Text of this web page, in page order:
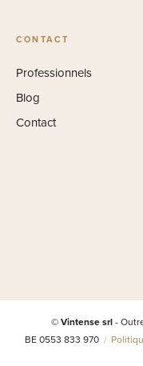
CONTACT
Professionnels
Blog
Contact
© Vintense srl-
BE 0553 833 970